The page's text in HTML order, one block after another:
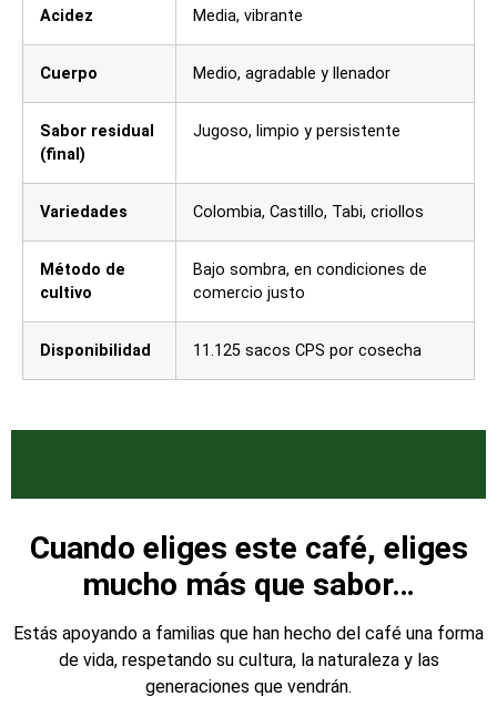
Acidez Media, vibrante
Cuerpo Medio, agradable y llenador
Sabor residual
(final)
Jugoso, limpio y persistente
Variedades Colombia, Castillo, Tabi, criollos
Método de
cultivo
Bajo sombra, en condiciones de
comercio justo
Disponibilidad 11.125 sacos CPS por cosecha
Cuando eliges este café, eliges
mucho más que sabor…
Estás apoyando a familias que han hecho del café una forma
de vida, respetando su cultura, la naturaleza y las
generaciones que vendrán.